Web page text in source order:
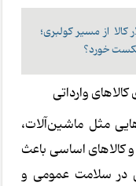
کالا از مسیر کولبری؛
خورد؟
وارداتی
مثل ماشین‌آلات،
کالاهای اساسی باعث
در سلامت عمومی و